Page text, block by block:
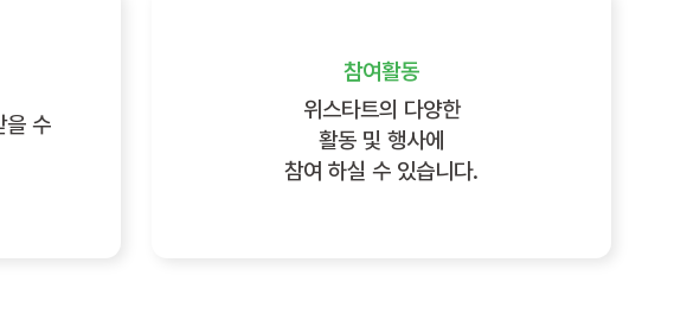
을 수
참여활동
위스타트의 다양한
활동 및 행사에
참여 하실 수 있습니다.